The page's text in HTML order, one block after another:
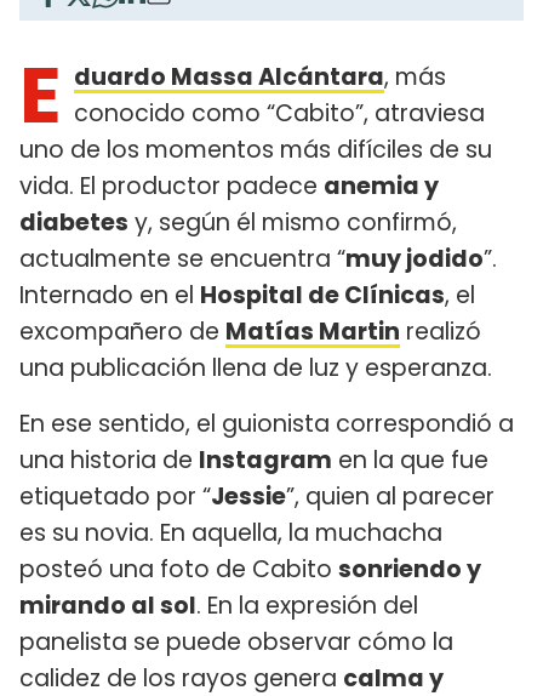
E duardo Massa Alcántara, más
conocido como “Cabito”, atraviesa
uno de los momentos más difíciles de su
vida. El productor padece anemia y
diabetes y, según él mismo confirmó,
actualmente se encuentra “muy jodido”.
Internado en el Hospital de Clínicas, el
excompañero de Matías Martin realizó
una publicación llena de luz y esperanza.
En ese sentido, el guionista correspondió a
una historia de Instagram en la que fue
etiquetado por “Jessie”, quien al parecer
es su novia. En aquella, la muchacha
posteó una foto de Cabito sonriendo y
mirando al sol. En la expresión del
panelista se puede observar cómo la
calidez de los rayos genera calma y